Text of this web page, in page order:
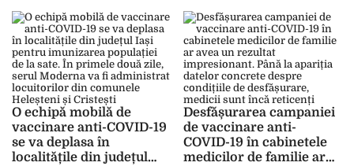
Vaccinurile rămân
singură cale de a ne
proteja de boli mortale”
distanțe chinuitoare.
Bătrân de 84 de ani: „Ori
voi muri prea devreme,
ori voi trăi mai mult”
O echipă mobilă de
vaccinare anti-COVID-19
se va deplasa în
localitățile din județul
Desfășurarea campaniei
de vaccinare anti-
COVID-19 în cabinetele
medicilor de familie ar